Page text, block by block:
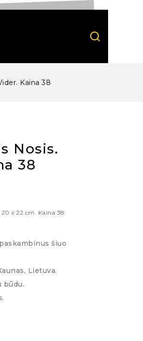
Kaina 38
Nosis.
38
20 x 22 cm. Kaina 38
šiuo
Lietuva.
būdu.